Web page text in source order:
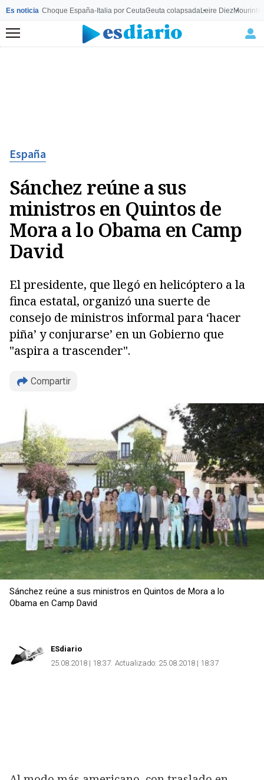
Es noticia Choque España-Italia por CeutaCeuta colapsadaLeire Diez
Menú
España
Sánchez reúne a sus
ministros en Quintos de
Mora a lo Obama en Camp
David
El presidente, que llegó en helicóptero a la
finca estatal, organizó una suerte de
consejo de ministros informal para ‘hacer
piña’ y conjurarse’ en un Gobierno que
"aspira a trascender".
Compartir
Copiar
Sánchez reúne a sus ministros en Quintos de Mora a lo
Obama en Camp David
ESdiario
25.08.2018 | 18:37 Actualizado: 25.08.2018 | 18:37